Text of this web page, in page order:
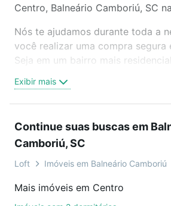
Centro, Balneário Camboriú, SC
Nós te ajudamos durante toda a
você realizar uma compra segura
Seja em um bairro mais
oferta ideal de Imóveis à venda
Centro, Balneário Camboriú, SC
videochamada, é grátis, sem
ainda conta com mais de 46 mil
imobiliárias te ajudando na
Exibir mais
Continue suas buscas em
Camboriú, SC
Loft Imóveis em Balneário Camboriú
Mais imóveis em Centro